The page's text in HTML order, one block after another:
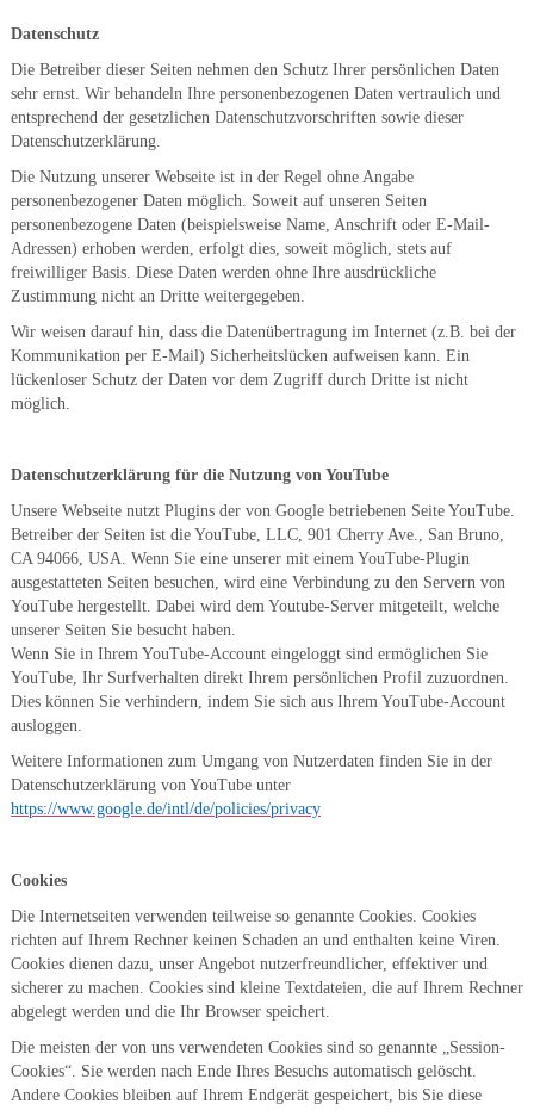
Datenschutz
Die Betreiber dieser Seiten nehmen den Schutz Ihrer persönlichen Daten
sehr ernst. Wir behandeln Ihre personenbezogenen Daten vertraulich und
entsprechend der gesetzlichen Datenschutzvorschriften sowie dieser
Datenschutzerklärung.
Die Nutzung unserer Webseite ist in der Regel ohne Angabe
personenbezogener Daten möglich. Soweit auf unseren Seiten
personenbezogene Daten (beispielsweise Name, Anschrift oder E-Mail-
Adressen) erhoben werden, erfolgt dies, soweit möglich, stets auf
freiwilliger Basis. Diese Daten werden ohne Ihre ausdrückliche
Zustimmung nicht an Dritte weitergegeben.
Wir weisen darauf hin, dass die Datenübertragung im Internet (z.B. bei der
Kommunikation per E-Mail) Sicherheitslücken aufweisen kann. Ein
lückenloser Schutz der Daten vor dem Zugriff durch Dritte ist nicht
möglich.
Datenschutzerklärung für die Nutzung von YouTube
Unsere Webseite nutzt Plugins der von Google betriebenen Seite YouTube.
Betreiber der Seiten ist die YouTube, LLC, 901 Cherry Ave., San Bruno,
CA 94066, USA. Wenn Sie eine unserer mit einem YouTube-Plugin
ausgestatteten Seiten besuchen, wird eine Verbindung zu den Servern von
YouTube hergestellt. Dabei wird dem Youtube-Server mitgeteilt, welche
unserer Seiten Sie besucht haben.
Wenn Sie in Ihrem YouTube-Account eingeloggt sind ermöglichen Sie
YouTube, Ihr Surfverhalten direkt Ihrem persönlichen Profil zuzuordnen.
Dies können Sie verhindern, indem Sie sich aus Ihrem YouTube-Account
ausloggen.
Weitere Informationen zum Umgang von Nutzerdaten finden Sie in der
Datenschutzerklärung von YouTube unter
https://www.google.de/intl/de/policies/privacy
Cookies
Die Internetseiten verwenden teilweise so genannte Cookies. Cookies
richten auf Ihrem Rechner keinen Schaden an und enthalten keine Viren.
Cookies dienen dazu, unser Angebot nutzerfreundlicher, effektiver und
sicherer zu machen. Cookies sind kleine Textdateien, die auf Ihrem Rechner
abgelegt werden und die Ihr Browser speichert.
Die meisten der von uns verwendeten Cookies sind so genannte „Session-
Cookies“. Sie werden nach Ende Ihres Besuchs automatisch gelöscht.
Andere Cookies bleiben auf Ihrem Endgerät gespeichert, bis Sie diese